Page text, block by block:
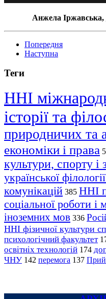
Анжела
Попередня
Наступна
Теги
ННІ
історії та
природничих та
економіки і права
культури, спорту і
української
комунікацій 385 ННІ
соціальної роботи і
іноземних мов 336
ННІ фізичної культури
психологічний факультет
освітніх технологій 174
ЧНУ 142 перемога 137